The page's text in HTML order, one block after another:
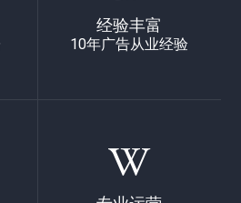
经验丰富
10年广告从业经验